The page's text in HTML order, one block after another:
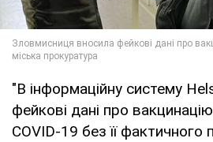
"В інформаційну систему
фейкові дані про
COVID-19 без її фактичного